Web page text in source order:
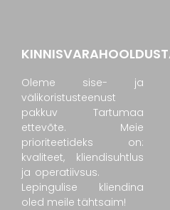
Oleme sise- ja
välikoristusteenust
pakkuv Tartumaa
ettevõte. Meie
prioriteetideks on:
kvaliteet, kliendisuhtlus
ja operatiivsus.
Lepingulise kliendina
oled meile tähtsaim!